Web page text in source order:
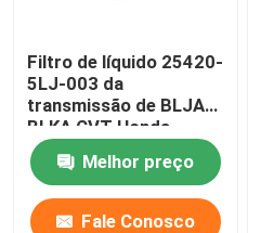
Filtro de líquido 25420-
5LJ-003 da
transmissão de BLJA
BLKA CVT Honda
254205LJ003
Melhor preço
Fale Conosco